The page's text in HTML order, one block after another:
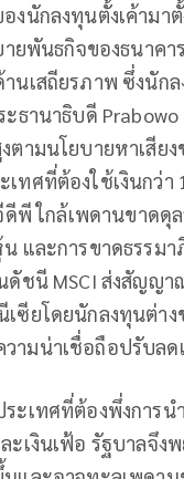
งนักลงทุนตั้งเค้าม
ายพันธกิจของธนาค
นเสถียรภาพ ซึ่งนัก
ธานาธิบดี
ตามนโยบายหาเสีย
ทศที่ต้องใช้เงินกว่
ดีพี ใกล้เพดานขาด
และการขาดธรร
ดัชนี MSCI ส่งสัญญ
ซียโดยนักลงทุนต่า
ามน่าเชื่อถือปรับลด
ะเทศที่ต้องพึ่งการ
ะเงินเฟ้อ รัฐบาลจึ